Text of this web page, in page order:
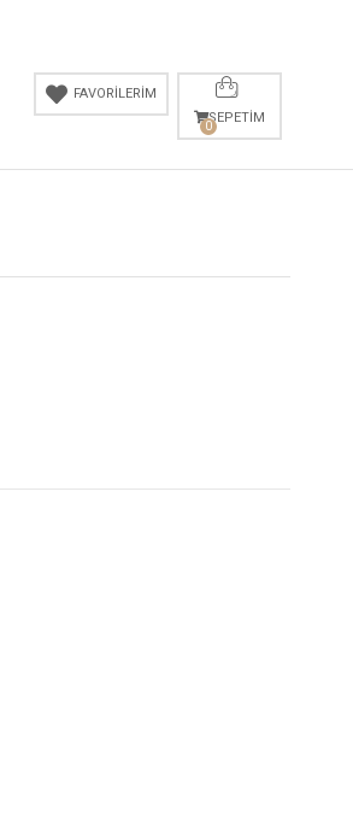
SEPETIM
0
FAVORİLERİM